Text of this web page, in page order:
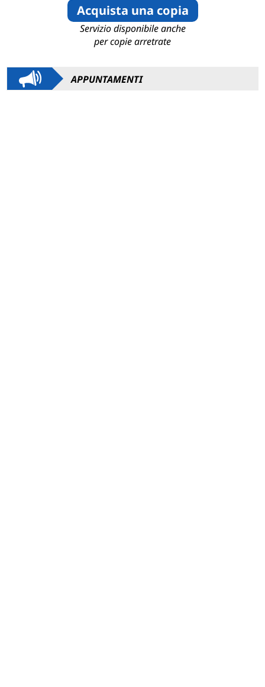
Acquista una copia
Servizio disponibile anche
per copie arretrate
APPUNTAMENTI